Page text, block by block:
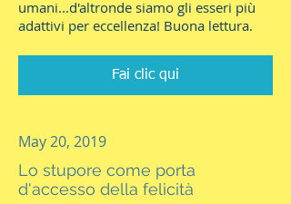
umani...d'altronde siamo gli esseri più
adattivi per eccellenza! Buona lettura.
Fai clic qui
May 20, 2019
Lo stupore come porta
d'accesso della felicità